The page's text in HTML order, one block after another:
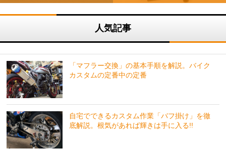
人気記事
「マフラー交換」の基本手順を解説。バイク
カスタムの定番中の定番
自宅でできるカスタム作業「バフ掛け」を徹
底解説。根気があれば輝きは手に入る!!